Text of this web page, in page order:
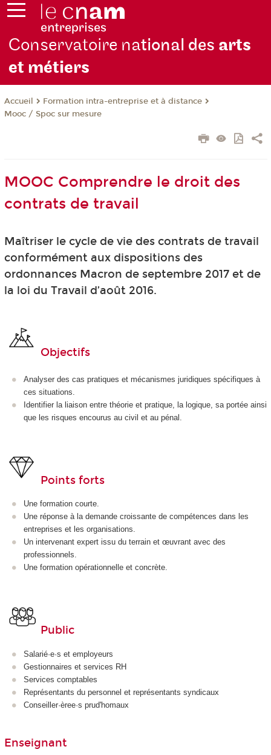
Conservatoire national des arts
et métiers
Accueil
Formation intra-entreprise et à distance
Mooc / Spoc sur mesure
MOOC Comprendre le droit des
contrats de travail
Maîtriser le cycle de vie des contrats de travail
conformément aux dispositions des
ordonnances Macron de septembre 2017 et de
la loi du Travail d’août 2016.
Objectifs
Analyser des cas pratiques et mécanismes juridiques spécifiques à
ces situations.
Identifier la liaison entre théorie et pratique, la logique, sa portée ainsi
que les risques encourus au civil et au pénal.
Points forts
Une formation courte.
Une réponse à la demande croissante de compétences dans les
entreprises et les organisations.
Un intervenant expert issu du terrain et œuvrant avec des
professionnels.
Une formation opérationnelle et concrète.
Public
Salarié·e·s et employeurs
Gestionnaires et services RH
Services comptables
Représentants du personnel et représentants syndicaux
Conseiller·èree·s prud'homaux
Enseignant